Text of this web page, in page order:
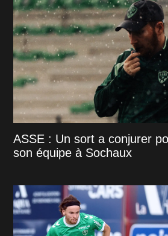
ASSE : Un sort a conjurer
son équipe à Sochaux